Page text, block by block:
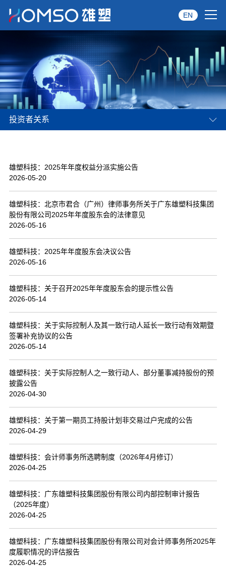
关于雄塑
产品中心
品牌服务
资讯中心
经典案例
联系我们
EN
投资者关系
雄塑科技：2025年年度权益分派实施公告
2026-05-20
雄塑科技：北京市君合（广州）律师事务所关于广东雄塑科技集团
股份有限公司2025年年度股东会的法律意见
2026-05-16
雄塑科技：2025年年度股东会决议公告
2026-05-16
雄塑科技：关于召开2025年年度股东会的提示性公告
2026-05-14
雄塑科技：关于实际控制人及其一致行动人延长一致行动有效期暨
签署补充协议的公告
2026-05-14
雄塑科技：关于实际控制人之一致行动人、部分董事减持股份的预
披露公告
2026-04-30
雄塑科技：关于第一期员工持股计划非交易过户完成的公告
2026-04-29
雄塑科技：会计师事务所选聘制度（2026年4月修订）
2026-04-25
雄塑科技：广东雄塑科技集团股份有限公司内部控制审计报告
（2025年度）
2026-04-25
雄塑科技：广东雄塑科技集团股份有限公司对会计师事务所2025年
度履职情况的评估报告
2026-04-25